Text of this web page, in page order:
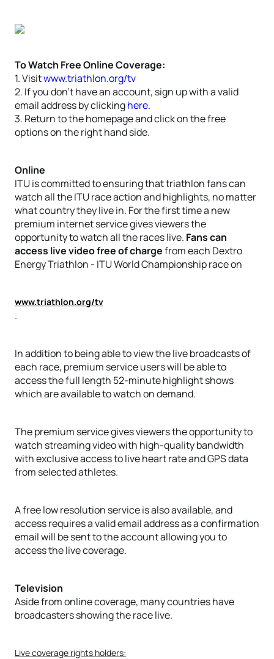
To Watch Free Online Coverage:
1. Visitwww.triathlon.org/tv
2. If you don’t have an account, sign up with a valid
email address by clickinghere.
3. Return to the homepage and click on the free
options on the right hand side.
Online
ITU is committed to ensuring that triathlon fans can
watch all the ITU race action and highlights, no matter
what country they live in. For the first time a new
premium internet service gives viewers the
opportunity to watch all the races live. Fans can
access live video free of chargefrom each Dextro
Energy Triathlon - ITU World Championship race on
www.triathlon.org/tv
.
In addition to being able to view the live broadcasts of
each race, premium service users will be able to
access the full length 52-minute highlight shows
which are available to watch on demand.
The premium service gives viewers the opportunity to
watch streaming video with high-quality bandwidth
with exclusive access to live heart rate and GPS data
from selected athletes.
A free low resolution service is also available, and
access requires a valid email address as a confirmation
email will be sent to the account allowing you to
access the live coverage.
Television
Aside from online coverage, many countries have
broadcasters showing the race live.
Live coverage rights holders: